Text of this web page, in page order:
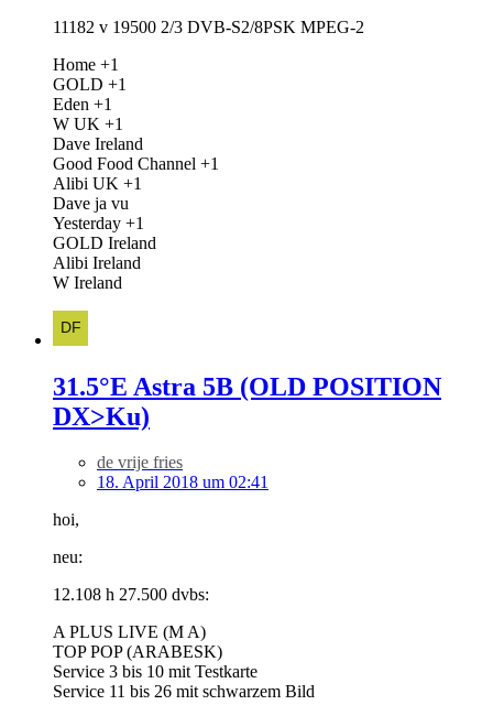
11182 v 19500 2/3 DVB-S2/8PSK MPEG-2
Home +1
GOLD +1
Eden +1
W UK +1
Dave Ireland
Good Food Channel +1
Alibi UK +1
Dave ja vu
Yesterday +1
GOLD Ireland
Alibi Ireland
W Ireland
31.5°E Astra 5B (OLD POSITION
DX>Ku)
de vrije fries
18. April 2018 um 02:41
hoi,
neu:
12.108 h 27.500 dvbs:
A PLUS LIVE (M A)
TOP POP (ARABESK)
Service 3 bis 10 mit Testkarte
Service 11 bis 26 mit schwarzem Bild